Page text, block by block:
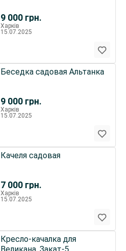
9 000 грн.
Харків
15.07.2025
9 000 грн.
Беседка садовая Альтанка
Харків
15.07.2025
7 000 грн.
Качеля садовая
Харків
15.07.2025
Кресло-качалка для